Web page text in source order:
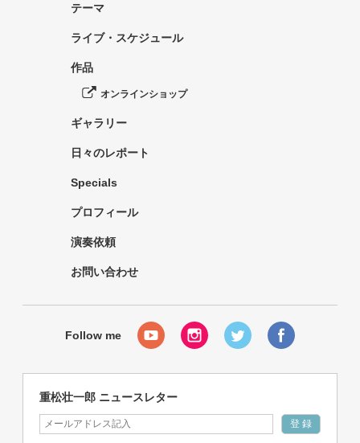
テーマ
ライブ・スケジュール
作品
オンラインショップ
ギャラリー
日々のレポート
Specials
プロフィール
演奏依頼
お問い合わせ
重松壮一郎 ニュースレター